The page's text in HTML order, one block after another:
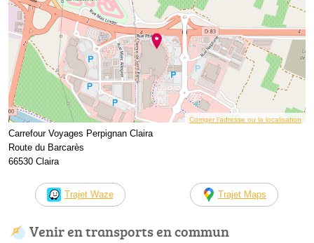
Corriger l’adresse ou la localisation
Carrefour Voyages Perpignan Claira
Route du Barcarès
66530 Claira
Trajet Waze Trajet Maps
Venir en transports en commun